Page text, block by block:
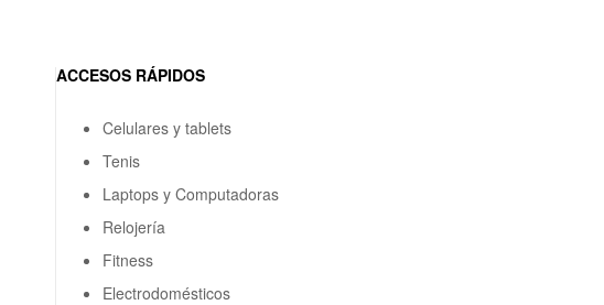
ACCESOS RÁPIDOS
Celulares y tablets
Tenis
Laptops y Computadoras
Relojería
Fitness
Electrodomésticos